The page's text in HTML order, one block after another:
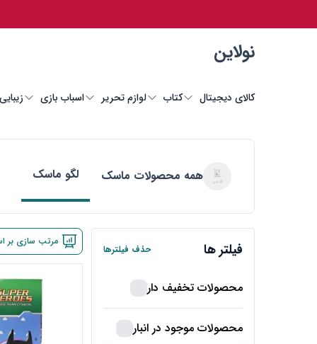
نولاین
کالای دیجیتال کتاب لوازم تحریر اسباب بازی
همه محصولات ماسک لگو ماسک
فیلتر ها حذف فیلترها
محصولات تخفیف دار
محصولات موجود در انبار
مرتب سازی بر